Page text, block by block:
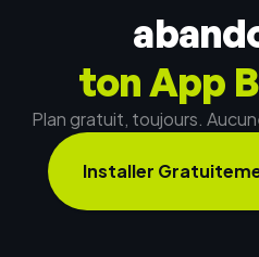
ton App
Plan gratuit, toujours.
Installer